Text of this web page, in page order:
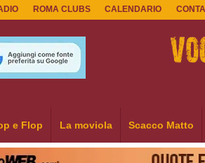
ROMA CLUBS CALENDARIO
e Flop La moviola Scacco Matto